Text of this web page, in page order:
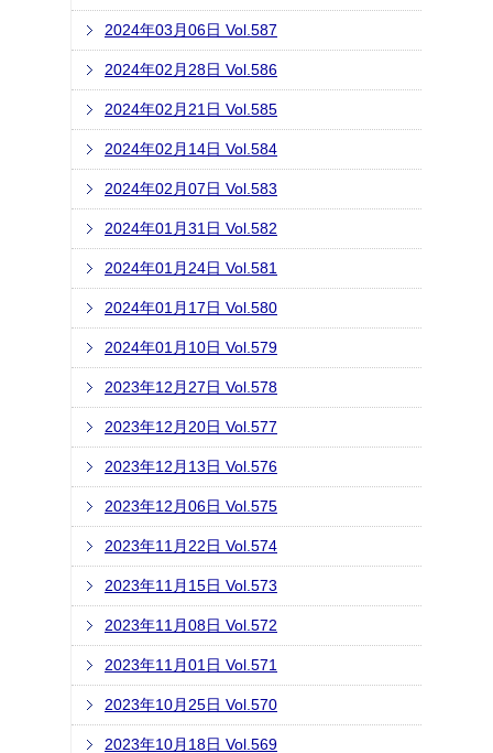
2024年03月06日 Vol.587
2024年02月28日 Vol.586
2024年02月21日 Vol.585
2024年02月14日 Vol.584
2024年02月07日 Vol.583
2024年01月31日 Vol.582
2024年01月24日 Vol.581
2024年01月17日 Vol.580
2024年01月10日 Vol.579
2023年12月27日 Vol.578
2023年12月20日 Vol.577
2023年12月13日 Vol.576
2023年12月06日 Vol.575
2023年11月22日 Vol.574
2023年11月15日 Vol.573
2023年11月08日 Vol.572
2023年11月01日 Vol.571
2023年10月25日 Vol.570
2023年10月18日 Vol.569